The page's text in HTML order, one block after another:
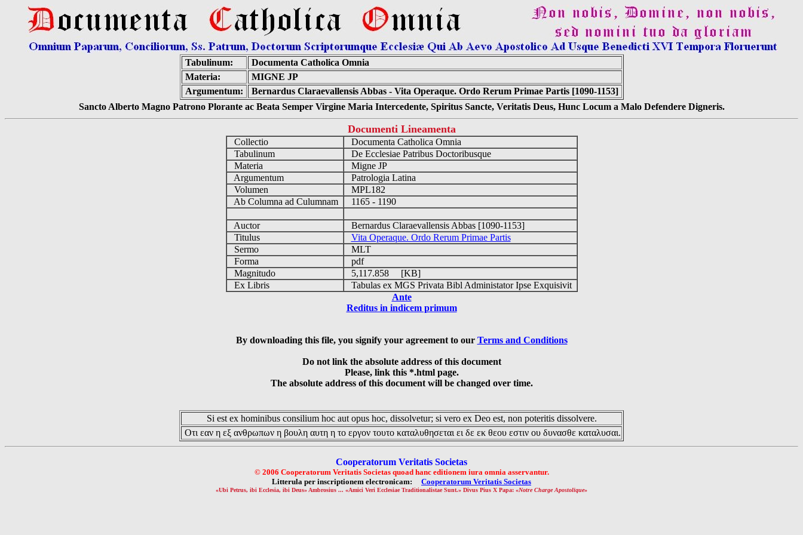
Tabulinum:
Documenta Catholica Omnia
Materia:
MIGNE JP
Argumentum:
Bernardus Claraevallensis Abbas - Vita Operaque. Ordo Rerum Primae Partis [1090-1153]
Sancto Alberto Magno Patrono Plorante ac Beata Semper Virgine Maria Intercedente, Spiritus Sancte, Veritatis Deus, Hunc Locum a Malo Defendere Digneris.
Documenti Lineamenta
Collectio
Documenta Catholica Omnia
Tabulinum
De Ecclesiae Patribus Doctoribusque
Materia
Migne JP
Argumentum
Patrologia Latina
Volumen
MPL182
Ab Columna ad Culumnam
1165 - 1190
Auctor
Bernardus Claraevallensis Abbas [1090-1153]
Titulus
Vita Operaque. Ordo Rerum Primae Partis
Sermo
MLT
Forma
pdf
Magnitudo
5,117.858 [KB]
Ex Libris
Tabulas ex MGS Privata Bibl Administator Ipse Exquisivit
Ante
Reditus in indicem primum
By downloading this file, you signify your agreement to our Terms and Conditions
Do not link the absolute address of this document
Please, link this *.html page.
The absolute address of this document will be changed over time.
Si est ex hominibus consilium hoc aut opus hoc, dissolvetur; si vero ex Deo est, non poteritis dissolvere.
Οτι εαν η εξ ανθρωπων η βουλη αυτη η το εργον τουτο καταλυθησεται ει δε εκ θεου εστιν ου δυνασθε καταλυσαι.
Cooperatorum Veritatis Societas
© 2006 Cooperatorum Veritatis Societas quoad hanc editionem iura omnia asservantur.
Litterula per inscriptionem electronicam: Cooperatorum Veritatis Societas
«Ubi Petrus, ibi Ecclesia, ibi Deus» Ambrosius ... «Amici Veri Ecclesiae Traditionalistae Sunt.» Divus Pius X Papa: «Notre Charge Apostolique»